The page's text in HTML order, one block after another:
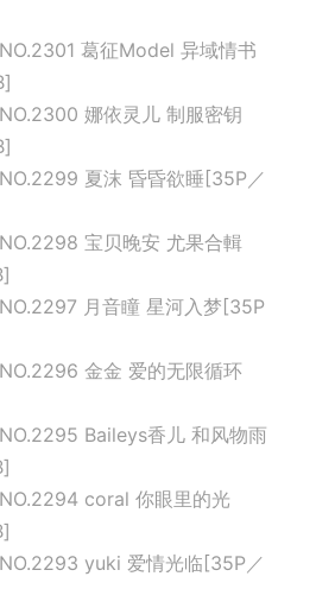
葛征Model 异域情书
娜依灵儿 制服密钥
夏沫 昏昏欲睡[35P／
宝贝晚安 尤果合輯
月音瞳 星河入梦[35P
金金 爱的无限循环
Baileys香儿 和风物雨
coral 你眼里的光
yuki 爱情光临[35P／